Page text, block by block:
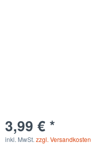
3,99 € *
inkl. MwSt. zzgl. Versandkosten